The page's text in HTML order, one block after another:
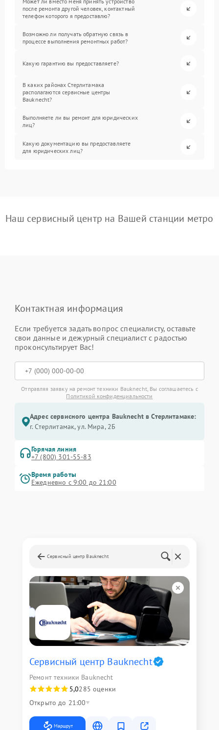
после ремонта другой человек, контактный
телефон которого я предоставлю?
Возможно ли получать обратную связь в
процессе выполнения ремонтных работ?
Какую гарантию вы предоставляете?
В каких районах Стерлитамака
располагаются сервисные центры
Bauknecht?
Выполняете ли вы ремонт для юридических
лиц?
Какую документацию вы предоставляете
для юридических лиц?
Наш сервисный центр на Вашей станции метро
Контактная информация
Если требуется задать вопрос специалисту, оставьте
свои данные и дежурный специалист с радостью
проконсультирует Вас!
Отправляя заявку на ремонт техники Bauknecht, Вы соглашаетесь с
Политикой конфиденциальности
Адрес сервисного центра Bauknecht в Стерлитамаке:
г. Стерлитамак, ул. Мира, 2Б
Горячая линия
+7 (800) 301-55-83
Время работы
Ежедневно с 9:00 до 21:00
Сервисный центр Bauknecht
Сервисный центр Bauknecht
Ремонт техники Bauknecht
5,0285 оценки
Открыто до 21:00
Маршрут